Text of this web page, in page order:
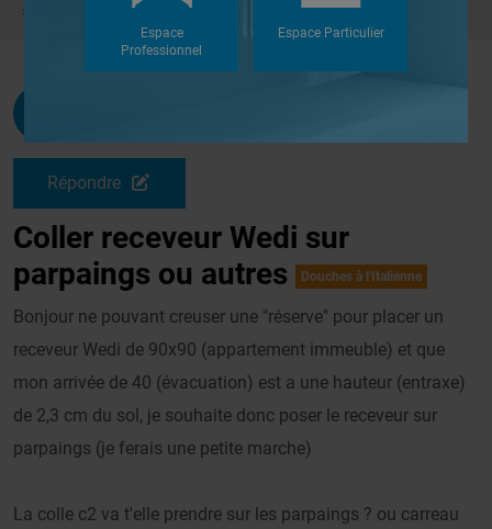
Coller receveur Wedi sur parpaings ou autres
Répondre
Coller receveur Wedi sur
parpaings ou autres
Douches à l'Italienne
Bonjour ne pouvant creuser une "réserve" pour placer un
receveur Wedi de 90x90 (appartement immeuble) et que
mon arrivée de 40 (évacuation) est a une hauteur (entraxe)
de 2,3 cm du sol, je souhaite donc poser le receveur sur
parpaings (je ferais une petite marche)
La colle c2 va t'elle prendre sur les parpaings ? ou carreau
Espace
Professionnel
Espace Particulier